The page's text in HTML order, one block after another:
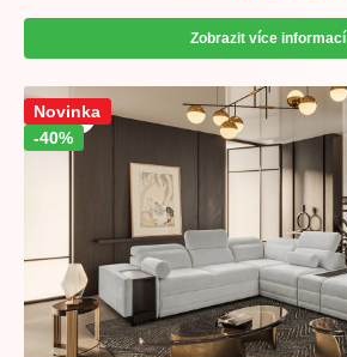
Zobrazit více informací
Sleva!
-40%
Novinka